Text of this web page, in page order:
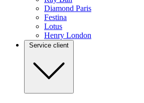
Diamond Paris
Festina
Lotus
Henry London
Service client